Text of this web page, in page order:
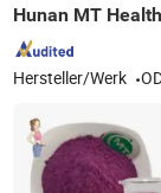
Hunan MT
Hersteller/Werk